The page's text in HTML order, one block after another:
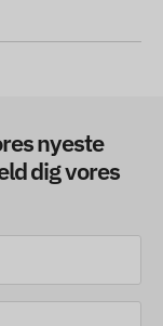
nyeste
dig vores